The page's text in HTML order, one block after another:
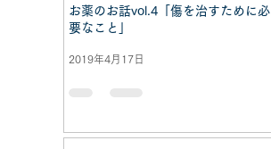
お薬のお話vol.4「傷を治すために必
要なこと」
2019年4月17日